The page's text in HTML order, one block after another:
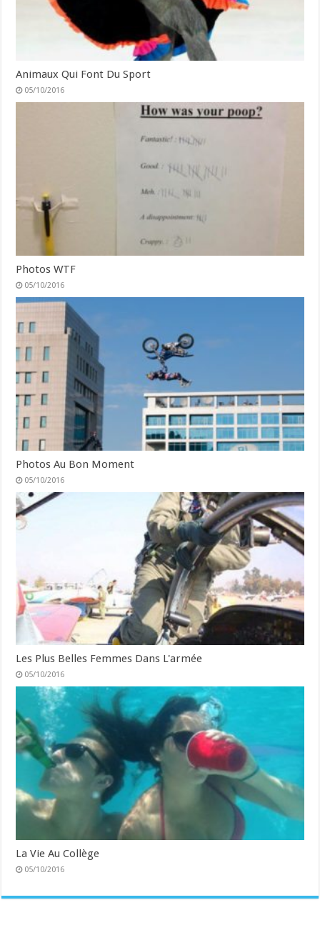
Animaux Qui Font Du Sport
05/10/2016
Photos WTF
05/10/2016
Photos Au Bon Moment
05/10/2016
Les Plus Belles Femmes Dans L'armée
05/10/2016
La Vie Au Collège
05/10/2016